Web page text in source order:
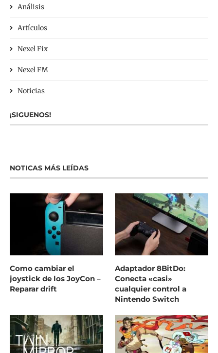
Análisis
Artículos
Nexel Fix
Nexel FM
Noticias
¡SIGUENOS!
NOTICAS MÁS LEÍDAS
Como cambiar el
joystick de los JoyCon –
Reparar drift
Adaptador 8BitDo:
Conecta «casi»
cualquier control a
Nintendo Switch